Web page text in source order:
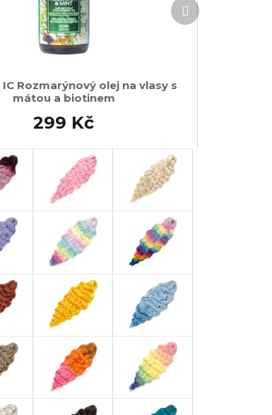
Rozmarýnový olej na vlasy s
mátou a biotinem
299 Kč
produkt